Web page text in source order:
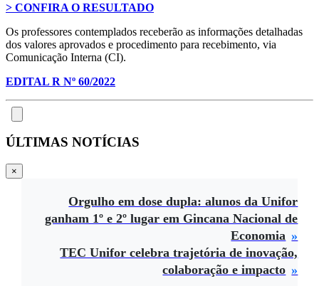
> CONFIRA O RESULTADO
Os professores contemplados receberão as informações detalhadas
dos valores aprovados e procedimento para recebimento, via
Comunicação Interna (CI).
EDITAL R Nº 60/2022
ÚLTIMAS NOTÍCIAS
×
Orgulho em dose dupla: alunos da Unifor
ganham 1º e 2º lugar em Gincana Nacional de
Economia
TEC Unifor celebra trajetória de inovação,
colaboração e impacto